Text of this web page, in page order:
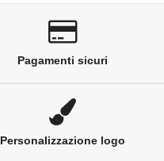
Pagamenti sicuri
Personalizzazione logo